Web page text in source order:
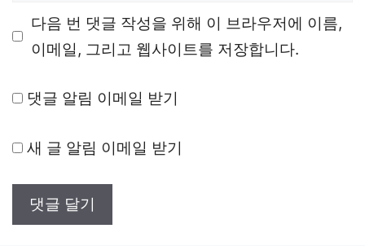
다음 번 댓글 작성을 위해 이 브라우저에 이름,
이메일, 그리고 웹사이트를 저장합니다.
댓글 알림 이메일 받기
새 글 알림 이메일 받기